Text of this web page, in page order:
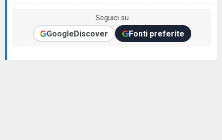
Seguici su
GoogleDiscover Fonti preferite